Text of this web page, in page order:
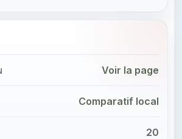
Voir la page
Comparatif local
20